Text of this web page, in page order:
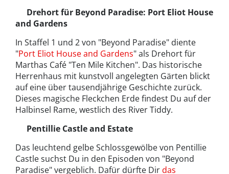
Drehort für Beyond Paradise: Port Eliot House
and Gardens
In Staffel 1 und 2 von "Beyond Paradise" diente
"Port Eliot House and Gardens" als Drehort für
Marthas Café "Ten Mile Kitchen". Das historische
Herrenhaus mit kunstvoll angelegten Gärten blickt
auf eine über tausendjährige Geschichte zurück.
Dieses magische Fleckchen Erde findest Du auf der
Halbinsel Rame, westlich des River Tiddy.
Pentillie Castle and Estate
Das leuchtend gelbe Schlossgewölbe von Pentillie
Castle suchst Du in den Episoden von "Beyond
Paradise" vergeblich. Dafür dürfte Dirdas